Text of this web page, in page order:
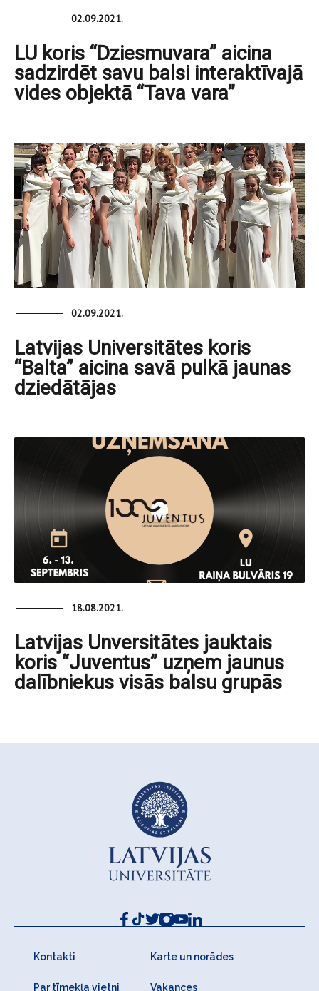
02.09.2021.
LU koris “Dziesmuvara” aicina
sadzirdēt savu balsi interaktīvajā
vides objektā “Tava vara”
02.09.2021.
Latvijas Universitātes koris
“Balta” aicina savā pulkā jaunas
dziedātājas
18.08.2021.
Latvijas Unversitātes jauktais
koris “Juventus” uzņem jaunus
dalībniekus visās balsu grupās
Kontakti Karte un norādes
Par tīmekļa vietni Vakances